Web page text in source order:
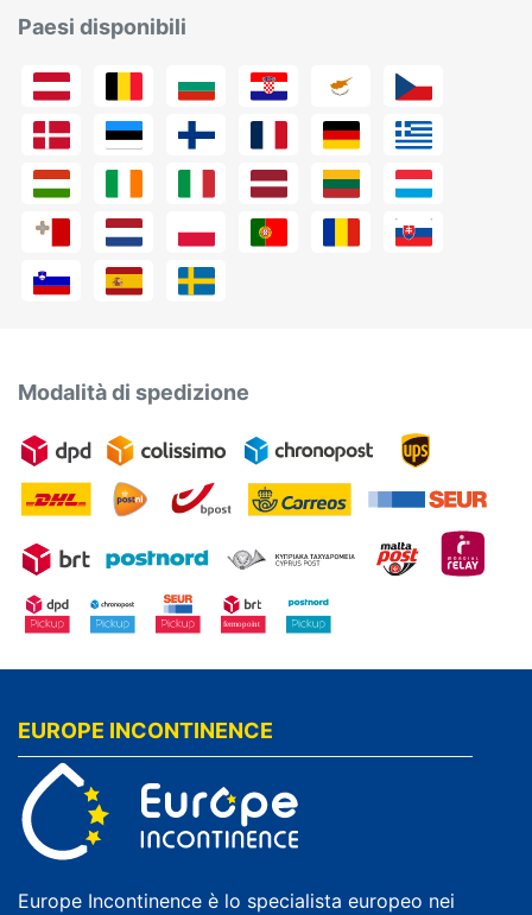
Paesi disponibili
Modalità di spedizione
EUROPE INCONTINENCE
Europe Incontinence è lo specialista europeo nei